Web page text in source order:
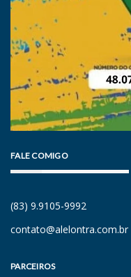
FALE COMIGO
(83) 9.9105-9992
contato@alelontra.com.br
PARCEIROS